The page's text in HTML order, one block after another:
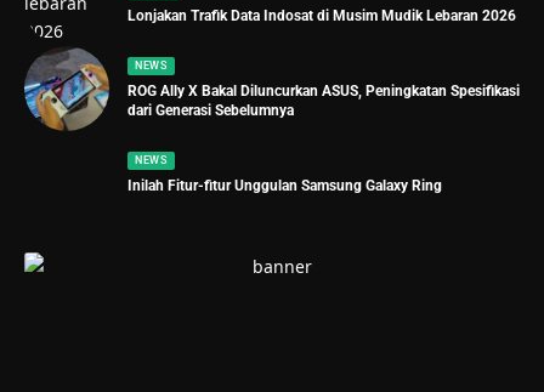
Lonjakan Trafik Data Indosat di Musim Mudik Lebaran 2026
NEWS
ROG Ally X Bakal Diluncurkan ASUS, Peningkatan Spesifikasi
dari Generasi Sebelumnya
NEWS
Inilah Fitur-fitur Unggulan Samsung Galaxy Ring